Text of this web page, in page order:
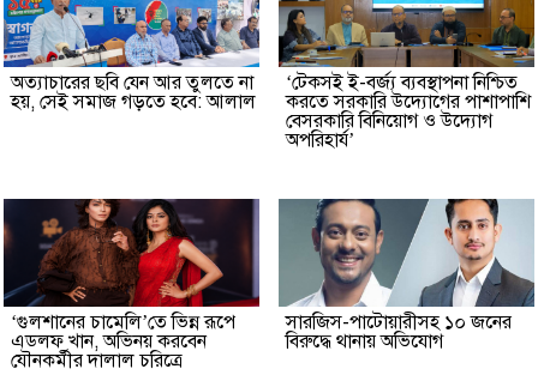
অত্যাচারের ছবি যেন আর তুলতে না
হয়, সেই সমাজ গড়তে হবে: আলাল
‘টেকসই ই-বর্জ্য ব্যবস্থাপনা নিশ্চিত
করতে সরকারি উদ্যোগের পাশাপাশি
বেসরকারি বিনিয়োগ ও উদ্যোগ
অপরিহার্য’
‘গুলশানের চামেলি’তে ভিন্ন রূপে
এডলফ খান, অভিনয় করবেন
যৌনকর্মীর দালাল চরিত্রে
সারজিস-পাটোয়ারীসহ ১০ জনের
বিরুদ্ধে থানায় অভিযোগ